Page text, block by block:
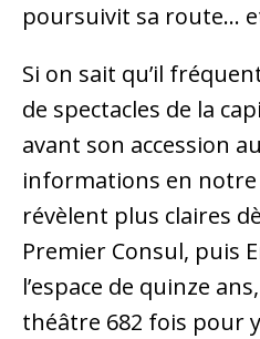
poursuivit sa route…
Si on sait qu’il
de spectacles de la
avant son accession
informations en notre
révèlent plus claires
Premier Consul, puis
l’espace de quinze
théâtre 682 fois pour